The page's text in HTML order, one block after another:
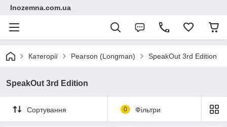
Inozemna.com.ua
Категорії Pearson (Longman) SpeakOut 3rd Edition
SpeakOut 3rd Edition
Сортування 0 Фільтри